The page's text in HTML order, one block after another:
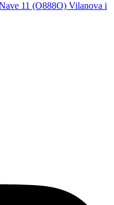
11 (O888O) Vilanova i